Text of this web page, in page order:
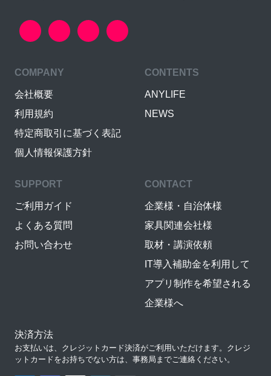
COMPANY
会社概要
利用規約
特定商取引に基づく表記
個人情報保護方針
CONTENTS
ANYLIFE
NEWS
SUPPORT
ご利用ガイド
よくある質問
お問い合わせ
CONTACT
企業様・自治体様
家具関連会社様
取材・講演依頼
IT導入補助金を利用して
アプリ制作を希望される
企業様へ
決済方法
お支払いは、クレジットカード決済がご利用いただけます。クレジ
ットカードをお持ちでない方は、事務局までご連絡ください。